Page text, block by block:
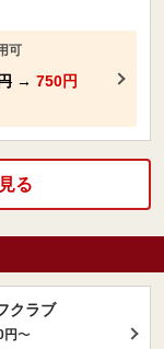
可
→ 750円
る
クラブ
円〜